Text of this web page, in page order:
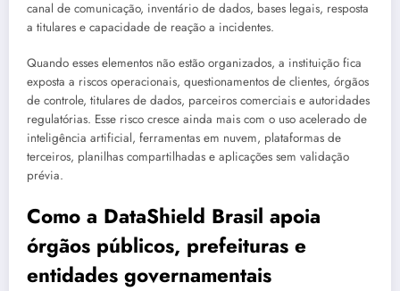
canal de comunicação, inventário de dados, bases legais, resposta
a titulares e capacidade de reação a incidentes.
Quando esses elementos não estão organizados, a instituição fica
exposta a riscos operacionais, questionamentos de clientes, órgãos
de controle, titulares de dados, parceiros comerciais e autoridades
regulatórias. Esse risco cresce ainda mais com o uso acelerado de
inteligência artificial, ferramentas em nuvem, plataformas de
terceiros, planilhas compartilhadas e aplicações sem validação
prévia.
Como a DataShield Brasil apoia
órgãos públicos, prefeituras e
entidades governamentais